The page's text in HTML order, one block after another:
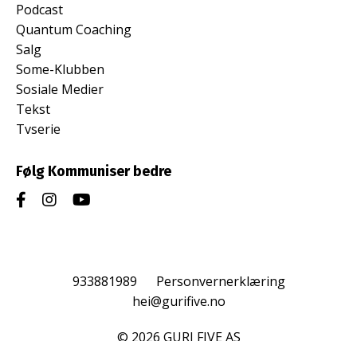
Podcast
Quantum Coaching
Salg
Some-Klubben
Sosiale Medier
Tekst
Tvserie
Følg Kommuniser bedre
933881989
Personvernerklæring
hei@gurifive.no
© 2026 GURI FIVE AS